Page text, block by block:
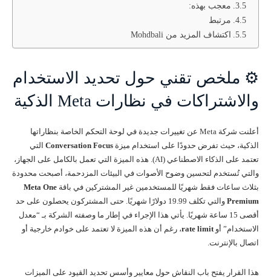
معجب بهذه:
مرتبط
اكتشاف المزيد من Mohdbali
⚙️ ملخص تقني حول تحديد الاستخدام
والاشتراكات في نظارات Meta الذكية
أعلنت شركة Meta عن تغييرات جديدة في لوحة التحكم الخاصة بنظاراتها
الذكية، حيث تفرض حدودًا على استخدام ميزة Conversation Focus التي
تعتمد على الذكاء الاصطناعي (AI). هذه الميزة التي تعمل بالكامل على الجهاز،
والتي تُستخدم لتحسين وضوح الأصوات في البيئات المزدحمة، أصبحت محدودة
بثلاث ساعات فقط شهريًا للمستخدمين غير المشتركين في باقة Meta One
Premium
والتي تكلف 19.99 دولارًا شهريًا. حتى المشتركون يحصلون على حد
أقصى 15 ساعة شهريًا. يأتي هذا الإجراء في إطار ما وصفته الشركة بـ “معدل
الاستخدام” أوrate limit، رغم أن هذه الميزة لا تعتمد على خوادم خارجية أو
اتصال بالإنترنت.
هذا القرار يفتح باب النقاش حول معايير وأسس تحديد القيود على الميزات